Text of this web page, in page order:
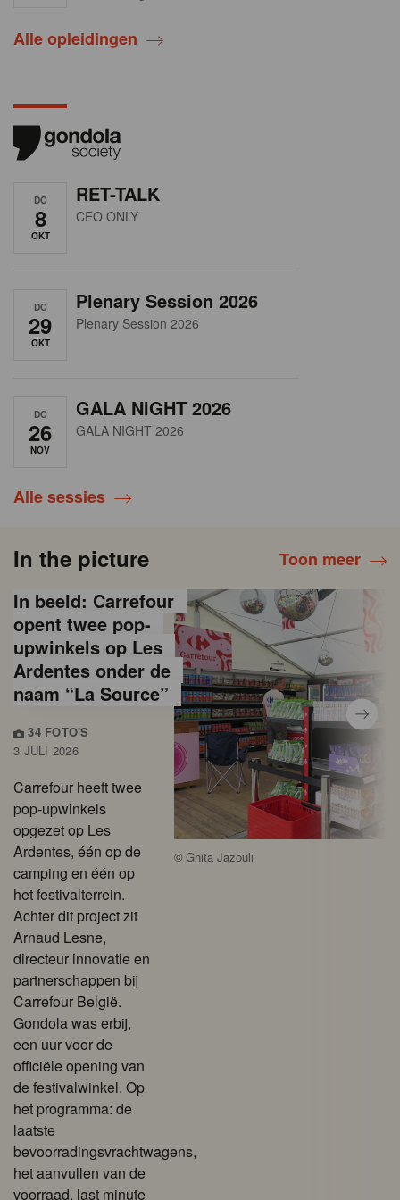
Alle opleidingen
DO
8
OKT
RET-TALK
CEO ONLY
DO
29
OKT
Plenary Session 2026
Plenary Session 2026
DO
26
NOV
GALA NIGHT 2026
GALA NIGHT 2026
Alle sessies
In the picture Toon meer
In beeld: Carrefour
opent twee pop-
upwinkels op Les
Ardentes onder de
naam “La Source”
34 FOTO'S
3 JULI 2026
Carrefour heeft twee
pop-upwinkels
opgezet op Les
Ardentes, één op de
camping en één op
het festivalterrein.
Achter dit project zit
Arnaud Lesne,
directeur innovatie en
partnerschappen bij
Carrefour België.
Gondola was erbij,
een uur voor de
officiële opening van
de festivalwinkel. Op
het programma: de
laatste
bevoorradingsvrachtwagens,
het aanvullen van de
voorraad, last minute
©Ghita Jazouli